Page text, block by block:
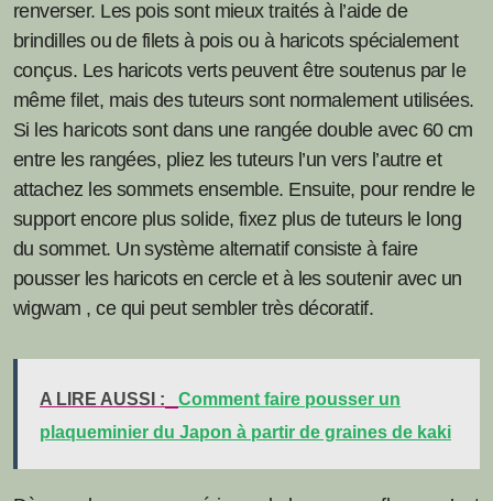
renverser. Les pois sont mieux traités à l’aide de
brindilles ou de filets à pois ou à haricots spécialement
conçus. Les haricots verts peuvent être soutenus par le
même filet, mais des tuteurs sont normalement utilisées.
Si les haricots sont dans une rangée double avec 60 cm
entre les rangées, pliez les tuteurs l’un vers l’autre et
attachez les sommets ensemble. Ensuite, pour rendre le
support encore plus solide, fixez plus de tuteurs le long
du sommet. Un système alternatif consiste à faire
pousser les haricots en cercle et à les soutenir avec un
wigwam , ce qui peut sembler très décoratif.
A LIRE AUSSI :
Comment faire pousser un
plaqueminier du Japon à partir de graines de kaki